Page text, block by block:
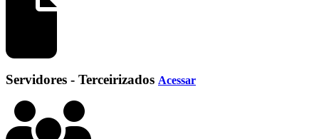
Servidores - Terceirizados Acessar